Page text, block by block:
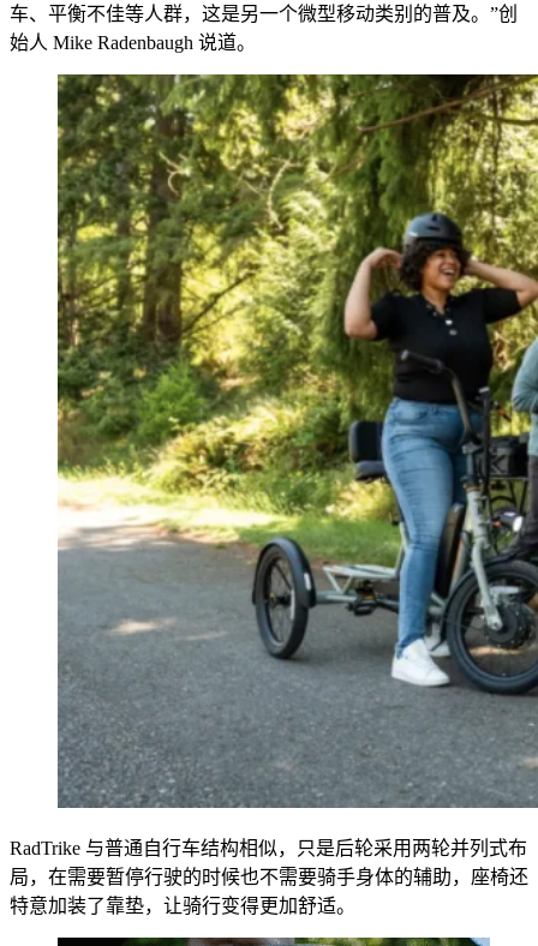
车、平衡不佳等人群，这是另一个微型移动类别的普及。”创
始人 Mike Radenbaugh 说道。
RadTrike 与普通自行车结构相似，只是后轮采用两轮并列式布
局，在需要暂停行驶的时候也不需要骑手身体的辅助，座椅还
特意加装了靠垫，让骑行变得更加舒适。